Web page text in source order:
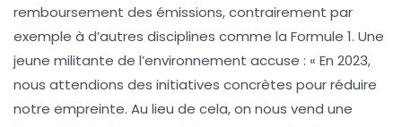
remboursement des émissions, contrairement par
exemple à d’autres disciplines comme la Formule 1. Une
jeune militante de l’environnement accuse : « En 2023,
nous attendions des initiatives concrètes pour réduire
notre empreinte. Au lieu de cela, on nous vend une